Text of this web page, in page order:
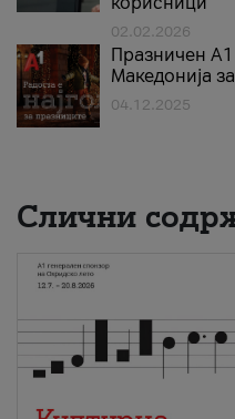
02.02.2026
Празничен
Македонија
04.12.2025
Слични